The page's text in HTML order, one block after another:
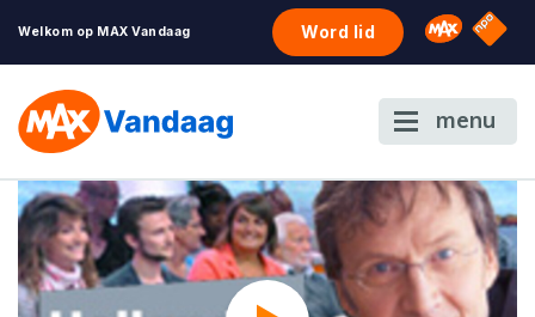
Welkom op MAX Vandaag Word lid Omroep
NPO
menu